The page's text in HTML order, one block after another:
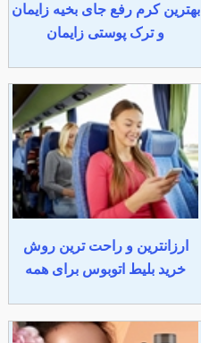
بهترین کرم رفع جای بخیه زایمان
و ترک پوستی زایمان
ارزانترین و راحت ترین روش
خرید بلیط اتوبوس برای همه